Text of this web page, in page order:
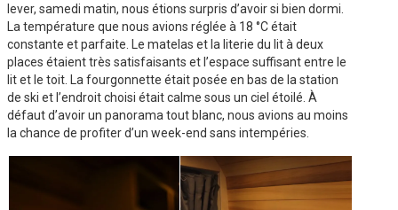
lever, samedi matin, nous étions surpris d’avoir si bien dormi.
La température que nous avions réglée à 18 °C était
constante et parfaite. Le matelas et la literie du lit à deux
places étaient très satisfaisants et l’espace suffisant entre le
lit et le toit. La fourgonnette était posée en bas de la station
de ski et l’endroit choisi était calme sous un ciel étoilé. À
défaut d’avoir un panorama tout blanc, nous avions au moins
la chance de profiter d’un week-end sans intempéries.